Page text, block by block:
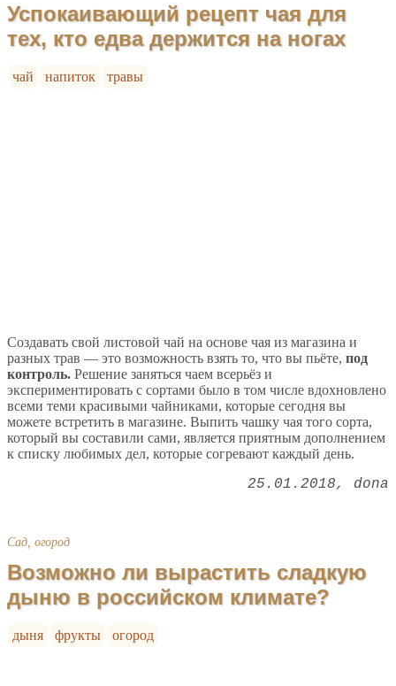
Успокаивающий рецепт чая для
тех, кто едва держится на ногах
чай напиток травы
Создавать свой листовой чай на основе чая из магазина и
разных трав — это возможность взять то, что вы пьёте, под
контроль. Решение заняться чаем всерьёз и
экспериментировать с сортами было в том числе вдохновлено
всеми теми красивыми чайниками, которые сегодня вы
можете встретить в магазине. Выпить чашку чая того сорта,
который вы составили сами, является приятным дополнением
к списку любимых дел, которые согревают каждый день.
25.01.2018 dona
Сад, огород
Возможно ли вырастить сладкую
дыню в российском климате?
дыня фрукты огород